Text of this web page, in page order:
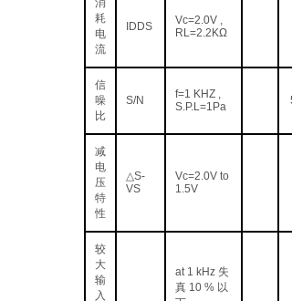
消
耗
电
流
IDDS
Vc=2.0V ,
RL=2.2KΩ
信
噪
比
S/N
f=1 KHZ ,
S.P.L=1Pa
减
电
压
特
性
△S-
VS
Vc=2.0V to
1.5V
较
大
输
入
at 1 kHz 失
真 10 % 以